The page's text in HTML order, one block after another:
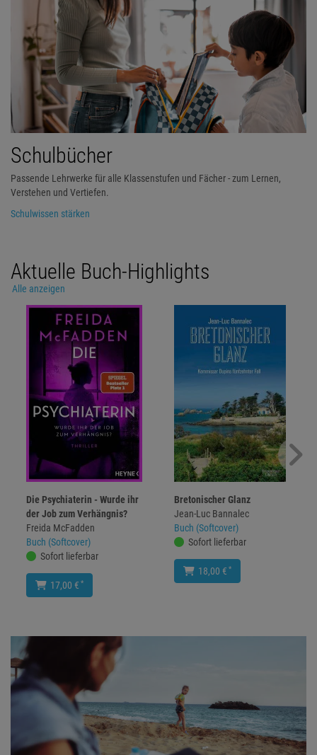
Schulbücher
Passende Lehrwerke für alle Klassenstufen und Fächer - zum Lernen,
Verstehen und Vertiefen.
Schulwissen stärken
Aktuelle Buch-Highlights
Alle anzeigen
Die Psychiaterin - Wurde ihr
der Job zum Verhängnis?
Freida McFadden
Buch (Softcover)
Sofort lieferbar
17,00 € *
Bretonischer Glanz
Jean-Luc Bannalec
Buch (Softcover)
Sofort lieferbar
18,00 € *